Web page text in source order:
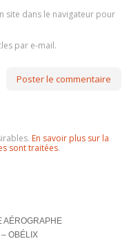
site dans le navigateur pour
par e-mail.
En savoir plus sur la
sont traitées.
AÉROGRAPHE
OBÉLIX